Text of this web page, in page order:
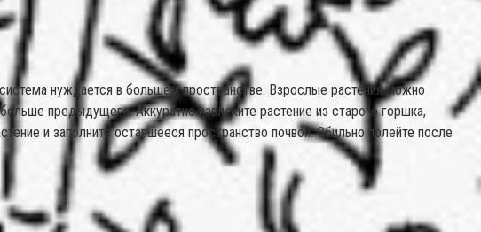
нуждается в большем пространстве. Взрослые растения можно
предыдущего. Аккуратно извлеките растение из старого горшка,
и заполните оставшееся пространство почвой. Обильно полейте после